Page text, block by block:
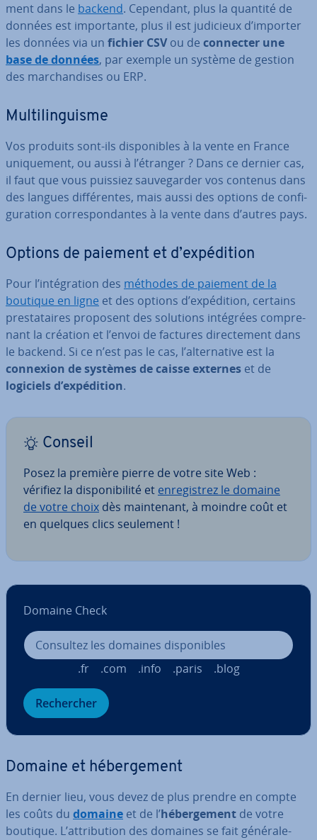
ment dans le backend. Cependant, plus la quantité de
données est im­por­tante, plus il est judicieux d’importer
les données via un fichier CSVou de connecter une
base de données, par exemple un système de gestion
des mar­chan­dises ou ERP.
Mul­ti­lin­guisme
Vos produits sont-ils dis­po­nibles à la vente en France
uni­que­ment, ou aussi à l’étranger ? Dans ce dernier cas,
il faut que vous puissiez sau­ve­gar­der vos contenus dans
des langues dif­fé­rentes, mais aussi des options de con­fi­
gu­ra­tion cor­res­pon­dantes à la vente dans d’autres pays.
Options de paiement et d’ex­pé­di­tion
Pour l’in­té­gra­tion des méthodes de paiement de la
boutique en ligne et des options d’ex­pé­di­tion, certains
pres­ta­taires proposent des solutions intégrées com­pre­
nant la création et l’envoi de factures di­rec­te­ment dans
le backend. Si ce n’est pas le cas, l’al­ter­na­tive est la
connexion de systèmes de caisse externes et de
logiciels d’ex­pé­di­tion.
Conseil
Posez la première pierre de votre site Web :
vérifiez la dis­po­ni­bi­lité et en­re­gis­trez le domaine
de votre choix dès main­te­nant, à moindre coût et
en quelques clics seulement !
Domaine Check
.fr .com .info .paris .blog
Re­cher­cher
Domaine et hé­ber­ge­ment
En dernier lieu, vous devez de plus prendre en compte
les coûts du domaine et de l’hé­ber­ge­ment de votre
boutique. L’at­tri­bu­tion des domaines se fait gé­né­ra­le­